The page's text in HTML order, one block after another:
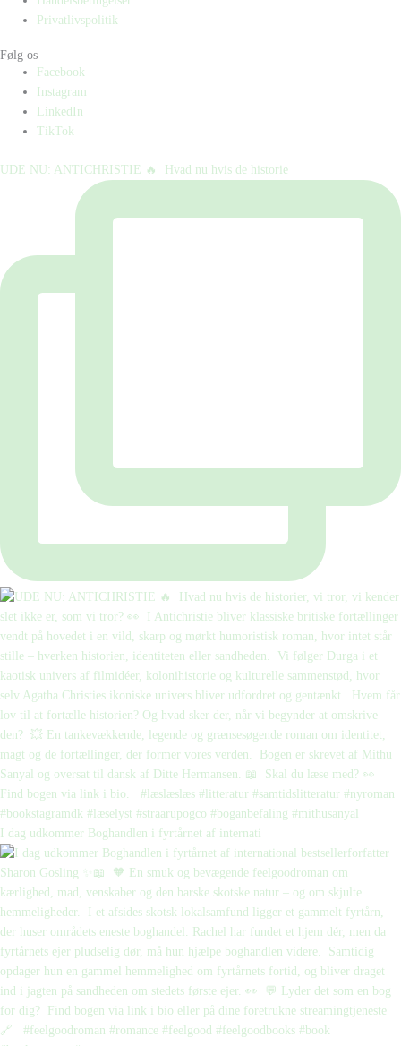
Privatlivspolitik
Følg os
Facebook
Instagram
LinkedIn
TikTok
UDE NU: ANTICHRISTIE 🔥⁠ ⁠ Hvad nu hvis de historie
I dag udkommer Boghandlen i fyrtårnet af internati